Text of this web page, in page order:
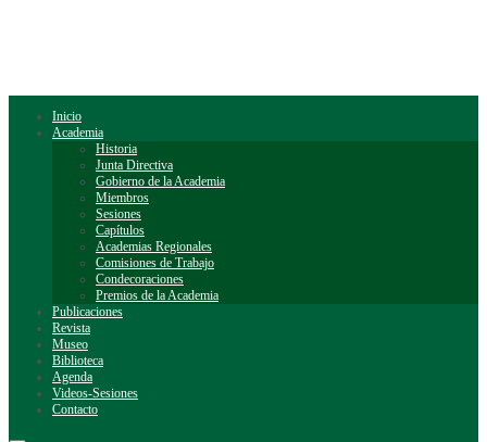
Inicio
Academia
Historia
Junta Directiva
Gobierno de la Academia
Miembros
Sesiones
Capítulos
Academias Regionales
Comisiones de Trabajo
Condecoraciones
Premios de la Academia
Publicaciones
Revista
Museo
Biblioteca
Agenda
Videos-Sesiones
Contacto